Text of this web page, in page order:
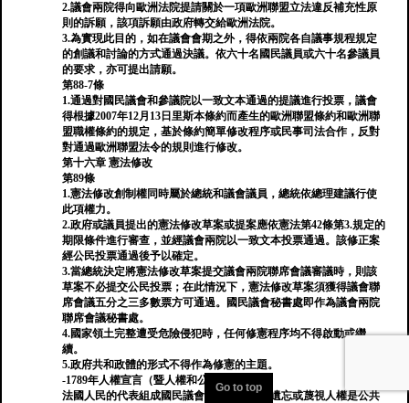
2.議會兩院得向歐洲法院提請關於一項歐洲聯盟立法違反補充性原
則的訴願，該項訴願由政府轉交給歐洲法院。
3.為實現此目的，如在議會會期之外，得依兩院各自議事規程規定
的創議和討論的方式通過決議。依六十名國民議員或六十名參議員
的要求，亦可提出請願。
第88-7條
1.通過對國民議會和參議院以一致文本通過的提議進行投票，議會
得根據2007年12月13日里斯本條約而產生的歐洲聯盟條約和歐洲聯
盟職權條約的規定，基於條約簡單修改程序或民事司法合作，反對
對通過歐洲聯盟法令的規則進行修改。
第十六章 憲法修改
第89條
1.憲法修改創制權同時屬於總統和議會議員，總統依總理建議行使
此項權力。
2.政府或議員提出的憲法修改草案或提案應依憲法第42條第3.規定的
期限條件進行審查，並經議會兩院以一致文本投票通過。該修正案
經公民投票通過後予以確定。
3.當總統決定將憲法修改草案提交議會兩院聯席會議審議時，則該
草案不必提交公民投票；在此情況下，憲法修改草案須獲得議會聯
席會議五分之三多數票方可通過。國民議會秘書處即作為議會兩院
聯席會議秘書處。
4.國家領土完整遭受危險侵犯時，任何修憲程序均不得啟動或繼
續。
5.政府共和政體的形式不得作為修憲的主題。
-1789年人權宣言（暨人權和公民權利宣言）
法國人民的代表組成國民議會，鑒於忽視、遺忘或蔑視人權是公共
Go to top